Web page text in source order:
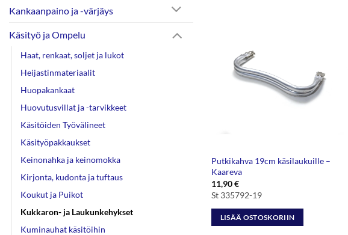
Kankaanpaino ja -värjäys
Käsityö ja Ompelu
Haat, renkaat, soljet ja lukot
Heijastinmateriaalit
Huopakankaat
Huovutusvillat ja -tarvikkeet
Käsitöiden Työvälineet
Käsityöpakkaukset
Keinonahka ja keinomokka
Kirjonta, kudonta ja tuftaus
Koukut ja Puikot
Kukkaron- ja Laukunkehykset
Kuminauhat käsitöihin
Putkikahva 19cm käsilaukuille –
Kaareva
11,90€
St 335792-19
LISÄÄ OSTOSKORIIN